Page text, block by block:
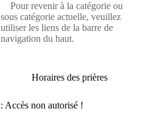
Pour revenir à la catégorie ou
sous catégorie actuelle, veuillez
utiliser les liens de la barre de
navigation du haut.
Horaires des prières